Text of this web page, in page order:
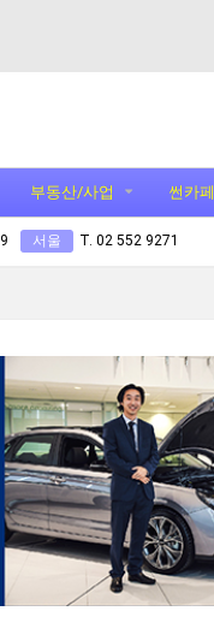
부동산/사업 썬카페
서울 T. 02 552 9271